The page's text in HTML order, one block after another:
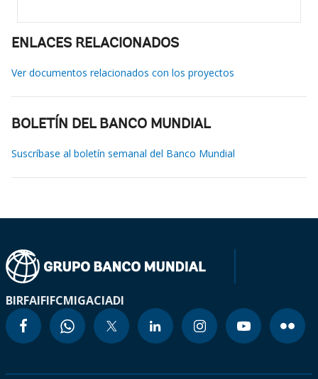
ENLACES RELACIONADOS
Ver documentos relacionados con los proyectos
BOLETÍN DEL BANCO MUNDIAL
Suscríbase al boletín semanal del Banco Mundial
BIRFAIFIFCMIGACIADI